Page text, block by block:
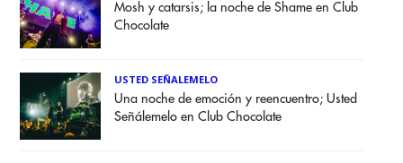
Mosh y catarsis; la noche de Shame en Club
Chocolate
USTED SEÑALEMELO
Una noche de emoción y reencuentro; Usted
Señálemelo en Club Chocolate